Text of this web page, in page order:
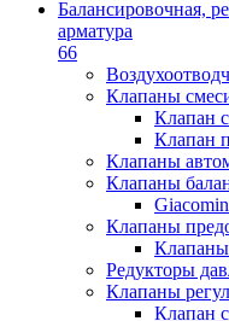
Балансировочная,
арматура
66
Клапаны
Клапан
Клапан
Клапаны
Клапаны
Клапаны
Клапаны
Редукторы
Клапаны
Клапан